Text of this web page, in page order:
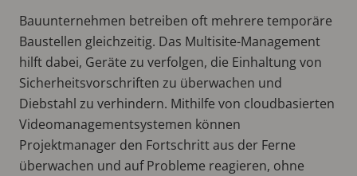
Bauunternehmen betreiben oft mehrere temporäre
Baustellen gleichzeitig. Das Multisite-Management
hilft dabei, Geräte zu verfolgen, die Einhaltung von
Sicherheitsvorschriften zu überwachen und
Diebstahl zu verhindern. Mithilfe von cloudbasierten
Videomanagementsystemen können
Projektmanager den Fortschritt aus der Ferne
überwachen und auf Probleme reagieren, ohne